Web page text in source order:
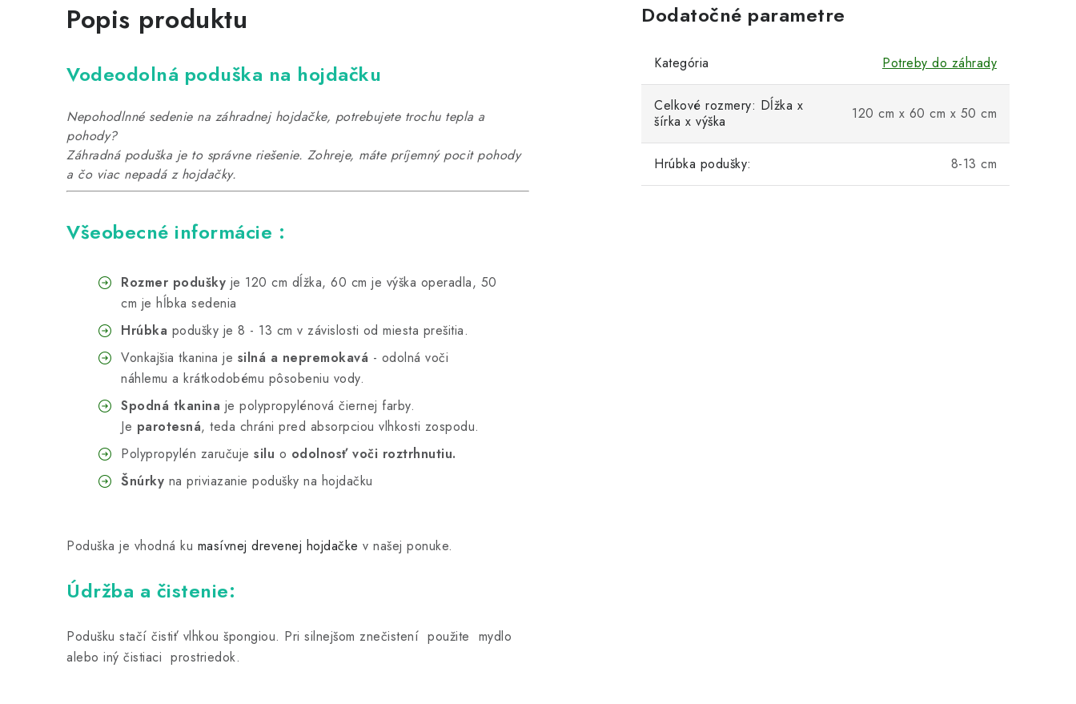
Popis produktu
Vodeodolná poduška na hojdačku
Nepohodlnné sedenie na záhradnej hojdačke, potrebujete trochu tepla a
pohody?
Záhradná poduška je to správne riešenie. Zohreje, máte príjemný pocit pohody
a čo viac nepadá z hojdačky.
Všeobecné informácie :
Rozmer podušky je 120 cm dĺžka, 60 cm je výška operadla, 50
cm je hĺbka sedenia
Hrúbka podušky je 8 - 13 cm v závislosti od miesta prešitia.
Vonkajšia tkanina je silná a nepremokavá - odolná voči
náhlemu a krátkodobému pôsobeniu vody.
Spodná tkanina je polypropylénová čiernej farby.
Je parotesná, teda chráni pred absorpciou vlhkosti zospodu.
Polypropylén zaručuje silu o odolnosť voči roztrhnutiu.
Šnúrky na priviazanie podušky na hojdačku
Poduška je vhodná ku masívnej drevenej hojdačke v našej ponuke.
Údržba a čistenie:
Podušku stačí čistiť vlhkou špongiou. Pri silnejšom znečistení použite mydlo
alebo iný čistiaci prostriedok.
Dodatočné parametre
Kategória Potreby do záhrady
Celkové rozmery: Dĺžka x
šírka x výška
120 cm x 60 cm x 50 cm
Hrúbka podušky: 8-13 cm